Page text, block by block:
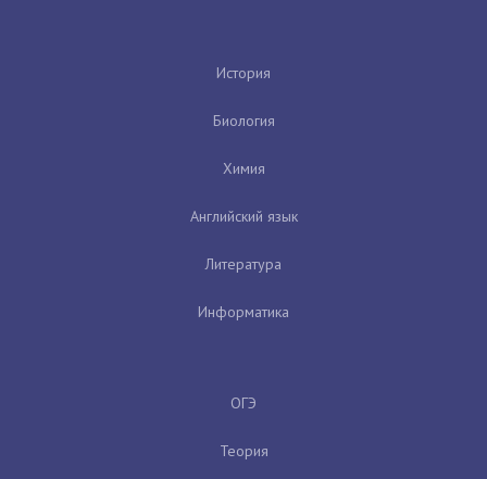
История
Биология
Химия
Английский язык
Литература
Информатика
ОГЭ
Теория